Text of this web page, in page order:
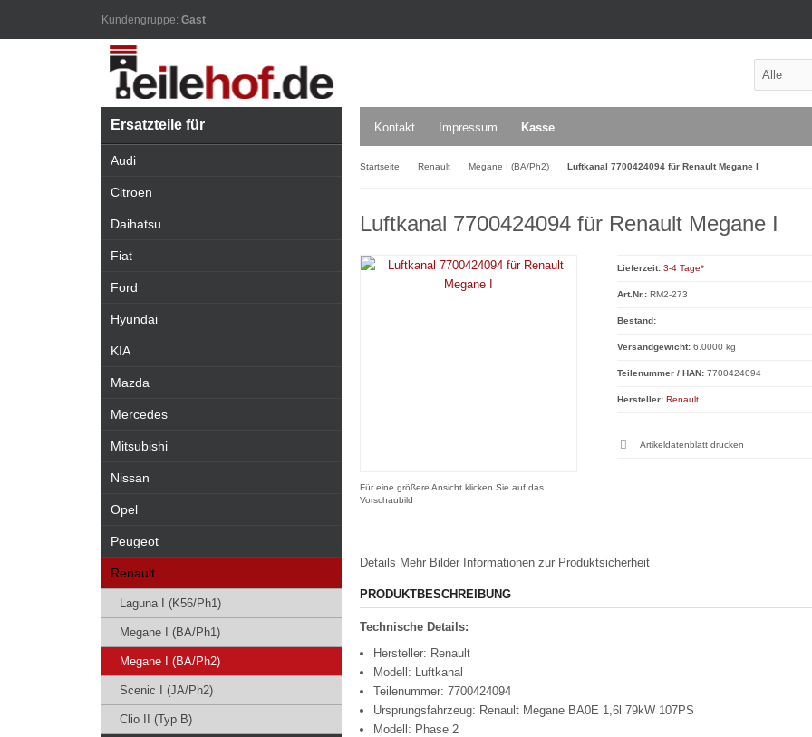
Kundengruppe: Gast
Kontakt Impressum Kasse
Startseite Renault Megane I (BA/Ph2) Luftkanal 7700424094 für Renault Megane I
Luftkanal 7700424094 für Renault Megane I
Für eine größere Ansicht klicken Sie auf das
Vorschaubild
Lieferzeit: 3-4 Tage*
Art.Nr.: RM2-273
Bestand:
Versandgewicht:6.0000 kg
Teilenummer / HAN:7700424094
Hersteller: Renault
Artikeldatenblatt drucken
Details Mehr Bilder Informationen zur Produktsicherheit
PRODUKTBESCHREIBUNG
Technische Details:
Hersteller: Renault
Modell: Luftkanal
Teilenummer: 7700424094
Ursprungsfahrzeug: Renault Megane BA0E 1,6l 79kW 107PS
Modell: Phase 2
Ersatzteile für
Audi
Citroen
Daihatsu
Fiat
Ford
Hyundai
KIA
Mazda
Mercedes
Mitsubishi
Nissan
Opel
Peugeot
Renault
Laguna I (K56/Ph1)
Megane I (BA/Ph1)
Megane I (BA/Ph2)
Scenic I (JA/Ph2)
Clio II (Typ B)